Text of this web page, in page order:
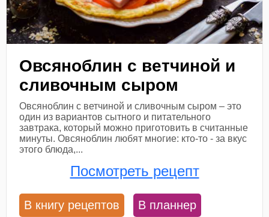
Овсяноблин с ветчиной и
сливочным сыром
Овсяноблин с ветчиной и сливочным сыром – это
один из вариантов сытного и питательного
завтрака, который можно приготовить в считанные
минуты. Овсяноблин любят многие: кто-то - за вкус
этого блюда,...
Посмотреть рецепт
В книгу рецептов В планнер